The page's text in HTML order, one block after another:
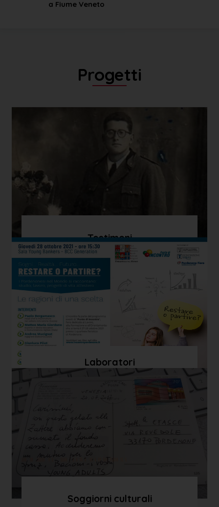
a Fiume Veneto
Progetti
Testimoni
Laboratori
sull'emigrazione
Soggiorni culturali